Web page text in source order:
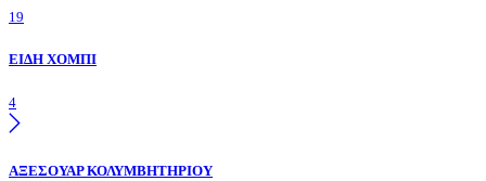
19
ΕΙΔΗ ΧΟΜΠΙ
4
ΑΞΕΣΟΥΑΡ ΚΟΛΥΜΒΗΤΗΡΙΟΥ